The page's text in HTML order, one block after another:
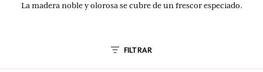
La madera noble y olorosa se cubre de un frescor especiado.
FILTRAR